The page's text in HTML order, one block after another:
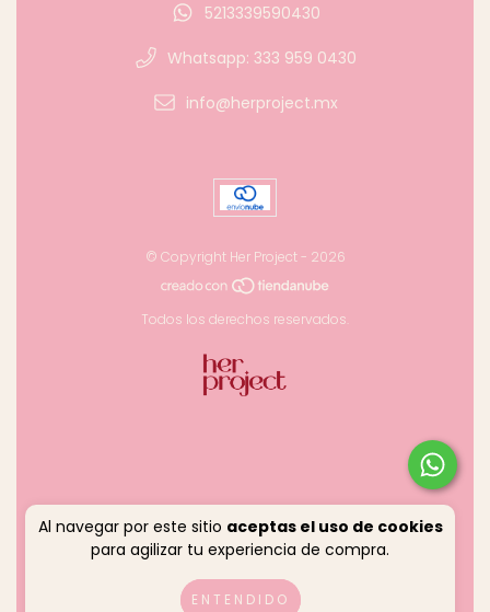
Al navegar por este sitio aceptas el uso de cookies
para agilizar tu experiencia de compra.
ENTENDIDO
5213339590430
Whatsapp: 333 959 0430
info@herproject.mx
© Copyright Her Project - 2026
Todos los derechos reservados.